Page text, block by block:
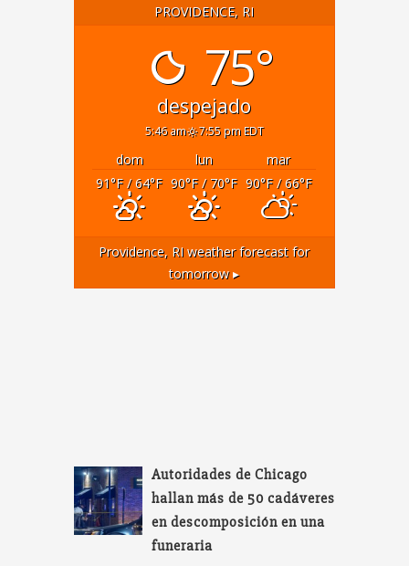
PROVIDENCE, RI
75°
despejado
5:46 am 7:55 pm EDT
dom lun
mar
91°F/ 64°F 90°F/ 70°F 90°F/ 66°F
Providence, RI weather forecast for
tomorrow ▸
Autoridades de Chicago
hallan más de 50 cadáveres
en descomposición en una
funeraria